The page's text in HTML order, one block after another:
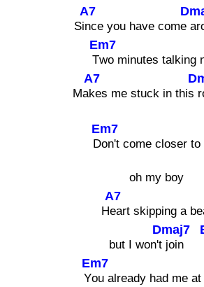
Si
A7
nce you have come
T
Em7
wo minutes talking
Ma
A7
kes me stuck in this
D
Em7
on't come closer to
oh my boy
H
A7
eart skipping a
but I won't
Dmaj7
join
Y
Em7
ou already had me at